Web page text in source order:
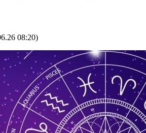
08:20)